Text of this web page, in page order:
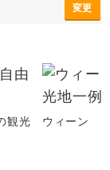
変更
観光
ウィーン